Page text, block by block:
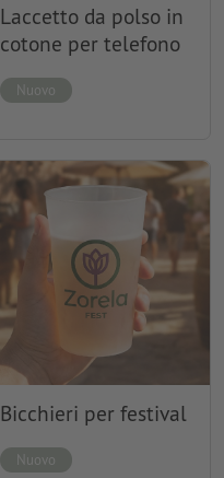
Laccetto da polso in
cotone per telefono
Nuovo
Bicchieri per festival
Nuovo